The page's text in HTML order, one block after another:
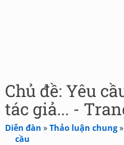
Chủ đề: Yêu
tác giả... -
Diễn đàn »Thảo luận chung»
cầu